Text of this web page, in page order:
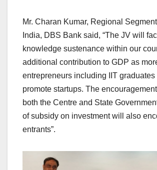
Mr. Charan Kumar, Regional
India, DBS Bank said, “The JV will
knowledge sustenance within our
additional contribution to GDP as
entrepreneurs including IIT graduates
promote startups. The
both the Centre and State
of subsidy on investment will also
entrants”.